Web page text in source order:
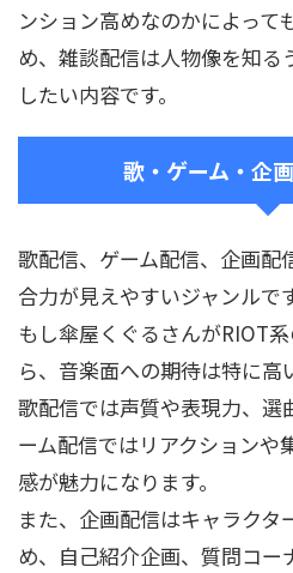
ンション高めなのかによって
め、雑談配信は人物像を知る
したい内容です。
歌・ゲーム・企
歌配信、ゲーム配信、企画配
合力が見えやすいジャンルです
もし傘屋くぐるさんがRIOT
ら、音楽面への期待は特に高
歌配信では声質や表現力、選
ーム配信ではリアクションや
感が魅力になります。
また、企画配信はキャラクタ
め、自己紹介企画、質問コ